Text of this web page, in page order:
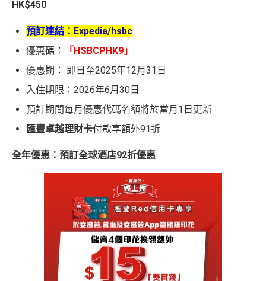
HK$450
預訂連結： Expedia/hsbc
優惠碼：
「HSBCPHK9」
優惠期： 即日至2025年12月31日
入住期限：2026年6月30日
預訂期間每月優惠代碼名額將於當月1日更新
匯豐卓越理財卡付款享額外91折
全年優惠：預訂全球酒店92折優惠